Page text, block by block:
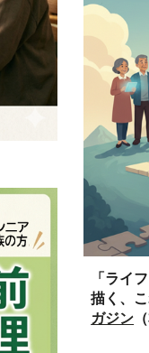
「ライ
描く、
ガジン